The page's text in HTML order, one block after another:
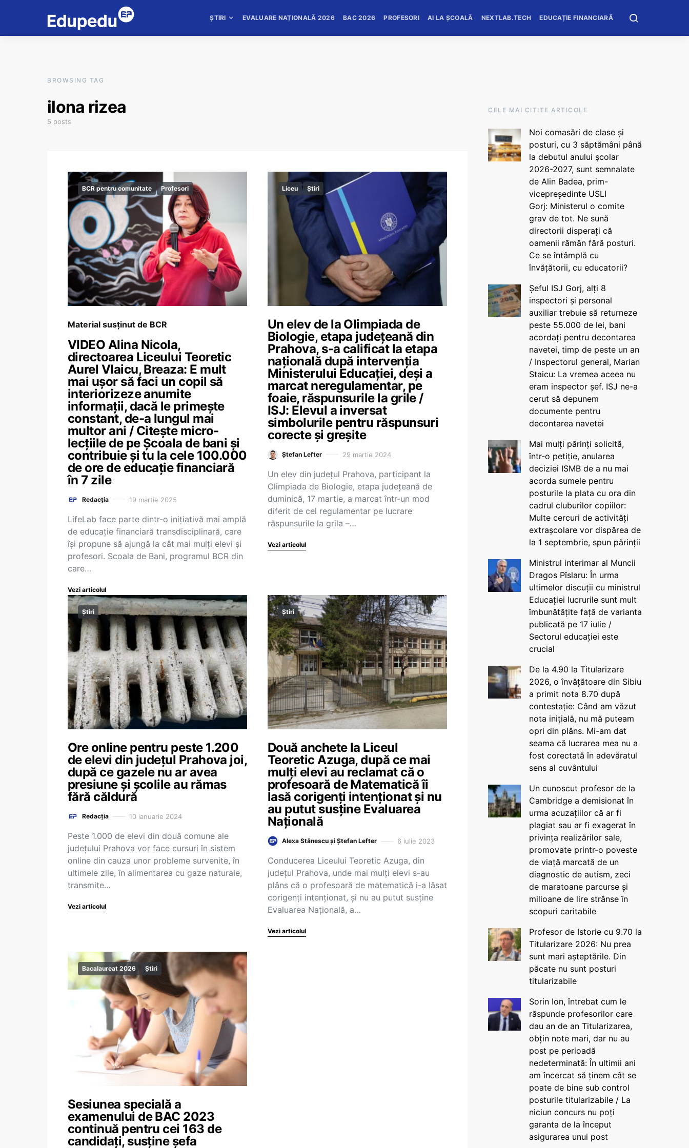
ȘTIRI EVALUARE NAȚIONALĂ 2026 BAC 2026 PROFESORI AI LA ȘCOALĂ NEXTLAB.TECH EDUCAȚIE FINANCIARĂ
BROWSING TAG
ilona rizea
5 posts
BCR pentru comunitate Profesori
Material susținut de BCR
VIDEO Alina Nicola,
directoarea Liceului Teoretic
Aurel Vlaicu, Breaza: E mult
mai ușor să faci un copil să
interiorizeze anumite
informații, dacă le primește
constant, de-a lungul mai
multor ani / Citește micro-
lecțiile de pe Școala de bani și
contribuie și tu la cele 100.000
de ore de educație financiară
în 7 zile
Redacția 19 martie 2025
LifeLab face parte dintr-o inițiativă mai amplă
de educație financiară transdisciplinară, care
își propune să ajungă la cât mai mulți elevi și
profesori. Școala de Bani, programul BCR din
care…
Vezi articolul
Liceu Știri
Un elev de la Olimpiada de
Biologie, etapa județeană din
Prahova, s-a calificat la etapa
națională după intervenția
Ministerului Educației, deși a
marcat neregulamentar, pe
foaie, răspunsurile la grile /
ISJ: Elevul a inversat
simbolurile pentru răspunsuri
corecte și greșite
Ștefan Lefter 29 martie 2024
Un elev din județul Prahova, participant la
Olimpiada de Biologie, etapa județeană de
duminică, 17 martie, a marcat într-un mod
diferit de cel regulamentar pe lucrare
răspunsurile la grila –…
Vezi articolul
Știri
Ore online pentru peste 1.200
de elevi din județul Prahova joi,
după ce gazele nu ar avea
presiune și școlile au rămas
fără căldură
Redacția 10 ianuarie 2024
Peste 1.000 de elevi din două comune ale
judeţului Prahova vor face cursuri în sistem
online din cauza unor probleme survenite, în
ultimele zile, în alimentarea cu gaze naturale,
transmite…
Vezi articolul
Știri
Două anchete la Liceul
Teoretic Azuga, după ce mai
mulți elevi au reclamat că o
profesoară de Matematică îi
lasă corigenți intenționat și nu
au putut susține Evaluarea
Națională
Alexa Stănescu și Ștefan Lefter 6 iulie 2023
Conducerea Liceului Teoretic Azuga, din
județul Prahova, unde mai mulți elevi s-au
plâns că o profesoară de matematică i-a lăsat
corigenți intenționat, și nu au putut susține
Evaluarea Națională, a…
Vezi articolul
Bacalaureat 2026 Știri
Sesiunea specială a
examenului de BAC 2023
continuă pentru cei 163 de
candidați, susține șefa
CELE MAI CITITE ARTICOLE
Noi comasări de clase și
posturi, cu 3 săptămâni până
la debutul anului școlar
2026-2027, sunt semnalate
de Alin Badea, prim-
vicepreședinte USLI
Gorj: Ministerul o comite
grav de tot. Ne sună
directorii disperați că
oamenii rămân fără posturi.
Ce se întâmplă cu
învățătorii, cu educatorii?
Șeful ISJ Gorj, alți 8
inspectori și personal
auxiliar trebuie să returneze
peste 55.000 de lei, bani
acordați pentru decontarea
navetei, timp de peste un an
/ Inspectorul general, Marian
Staicu: La vremea aceea nu
eram inspector șef. ISJ ne-a
cerut să depunem
documente pentru
decontarea navetei
Mai mulți părinți solicită,
într-o petiție, anularea
deciziei ISMB de a nu mai
acorda sumele pentru
posturile la plata cu ora din
cadrul cluburilor copiilor:
Multe cercuri de activități
extrașcolare vor dispărea de
la 1 septembrie, spun părinții
Ministrul interimar al Muncii
Dragos Pîslaru: În urma
ultimelor discuții cu ministrul
Educației lucrurile sunt mult
îmbunătățite față de varianta
publicată pe 17 iulie /
Sectorul educației este
crucial
De la 4.90 la Titularizare
2026, o învățătoare din Sibiu
a primit nota 8.70 după
contestație: Când am văzut
nota inițială, nu mă puteam
opri din plâns. Mi-am dat
seama că lucrarea mea nu a
fost corectată în adevăratul
sens al cuvântului
Un cunoscut profesor de la
Cambridge a demisionat în
urma acuzațiilor că ar fi
plagiat sau ar fi exagerat în
privința realizărilor sale,
promovate printr-o poveste
de viață marcată de un
diagnostic de autism, zeci
de maratoane parcurse și
milioane de lire strânse în
scopuri caritabile
Profesor de Istorie cu 9.70 la
Titularizare 2026: Nu prea
sunt mari așteptările. Din
păcate nu sunt posturi
titularizabile
Sorin Ion, întrebat cum le
răspunde profesorilor care
dau an de an Titularizarea,
obțin note mari, dar nu au
post pe perioadă
nedeterminată: În ultimii ani
am încercat să ținem cât se
poate de bine sub control
posturile titularizabile / La
niciun concurs nu poți
garanta de la început
asigurarea unui post